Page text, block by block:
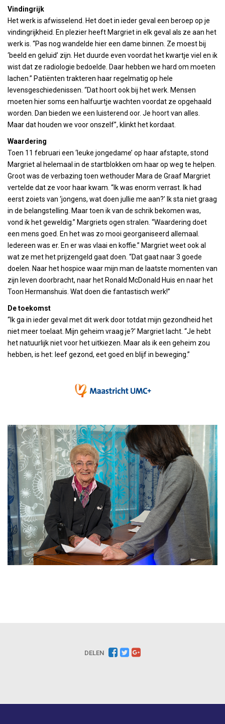
Vindingrijk
Het werk is afwisselend. Het doet in ieder geval een beroep op je
vindingrijkheid. En plezier heeft Margriet in elk geval als ze aan het
werk is. “Pas nog wandelde hier een dame binnen. Ze moest bij
‘beeld en geluid’ zijn. Het duurde even voordat het kwartje viel en ik
wist dat ze radiologie bedoelde. Daar hebben we hard om moeten
lachen.” Patiënten trakteren haar regelmatig op hele
levensgeschiedenissen. “Dat hoort ook bij het werk. Mensen
moeten hier soms een halfuurtje wachten voordat ze opgehaald
worden. Dan bieden we een luisterend oor. Je hoort van alles.
Maar dat houden we voor onszelf”, klinkt het kordaat.
Waardering
Toen 11 februari een ‘leuke jongedame’ op haar afstapte, stond
Margriet al helemaal in de startblokken om haar op weg te helpen.
Groot was de verbazing toen wethouder Mara de Graaf Margriet
vertelde dat ze voor haar kwam. “Ik was enorm verrast. Ik had
eerst zoiets van ‘jongens, wat doen jullie me aan?’ Ik sta niet graag
in de belangstelling. Maar toen ik van de schrik bekomen was,
vond ik het geweldig.” Margriets ogen stralen. “Waardering doet
een mens goed. En het was zo mooi georganiseerd allemaal.
Iedereen was er. En er was vlaai en koffie.” Margriet weet ook al
wat ze met het prijzengeld gaat doen. “Dat gaat naar 3 goede
doelen. Naar het hospice waar mijn man de laatste momenten van
zijn leven doorbracht, naar het Ronald McDonald Huis en naar het
Toon Hermanshuis. Wat doen die fantastisch werk!”
De toekomst
“Ik ga in ieder geval met dit werk door totdat mijn gezondheid het
niet meer toelaat. Mijn geheim vraag je?’ Margriet lacht. “Je hebt
het natuurlijk niet voor het uitkiezen. Maar als ik een geheim zou
hebben, is het: leef gezond, eet goed en blijf in beweging.”
DELEN